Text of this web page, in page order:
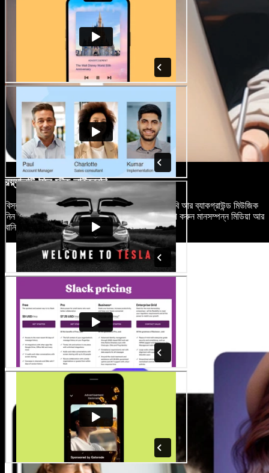
রয়্যালটি-ফ্রি স্টক লাইব্রেরি
বিস্তৃত মিডিয়া লাইব্রেরি থেকে উচ্চমানের স্টক ভিডিও, ছবি আর ব্যাকগ্রাউন্ড মিউজিক
নিন। অধিকার সংক্রান্ত ঝামেলায় না গিয়ে ভিডিওতে যোগ করুন মানসম্পন্ন মিডিয়া আর
বানিয়ে ফেলুন চমৎকার কনটেন্ট।